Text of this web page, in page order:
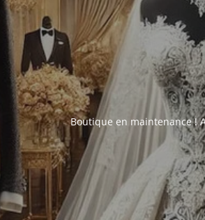
Boutique en maintenance !